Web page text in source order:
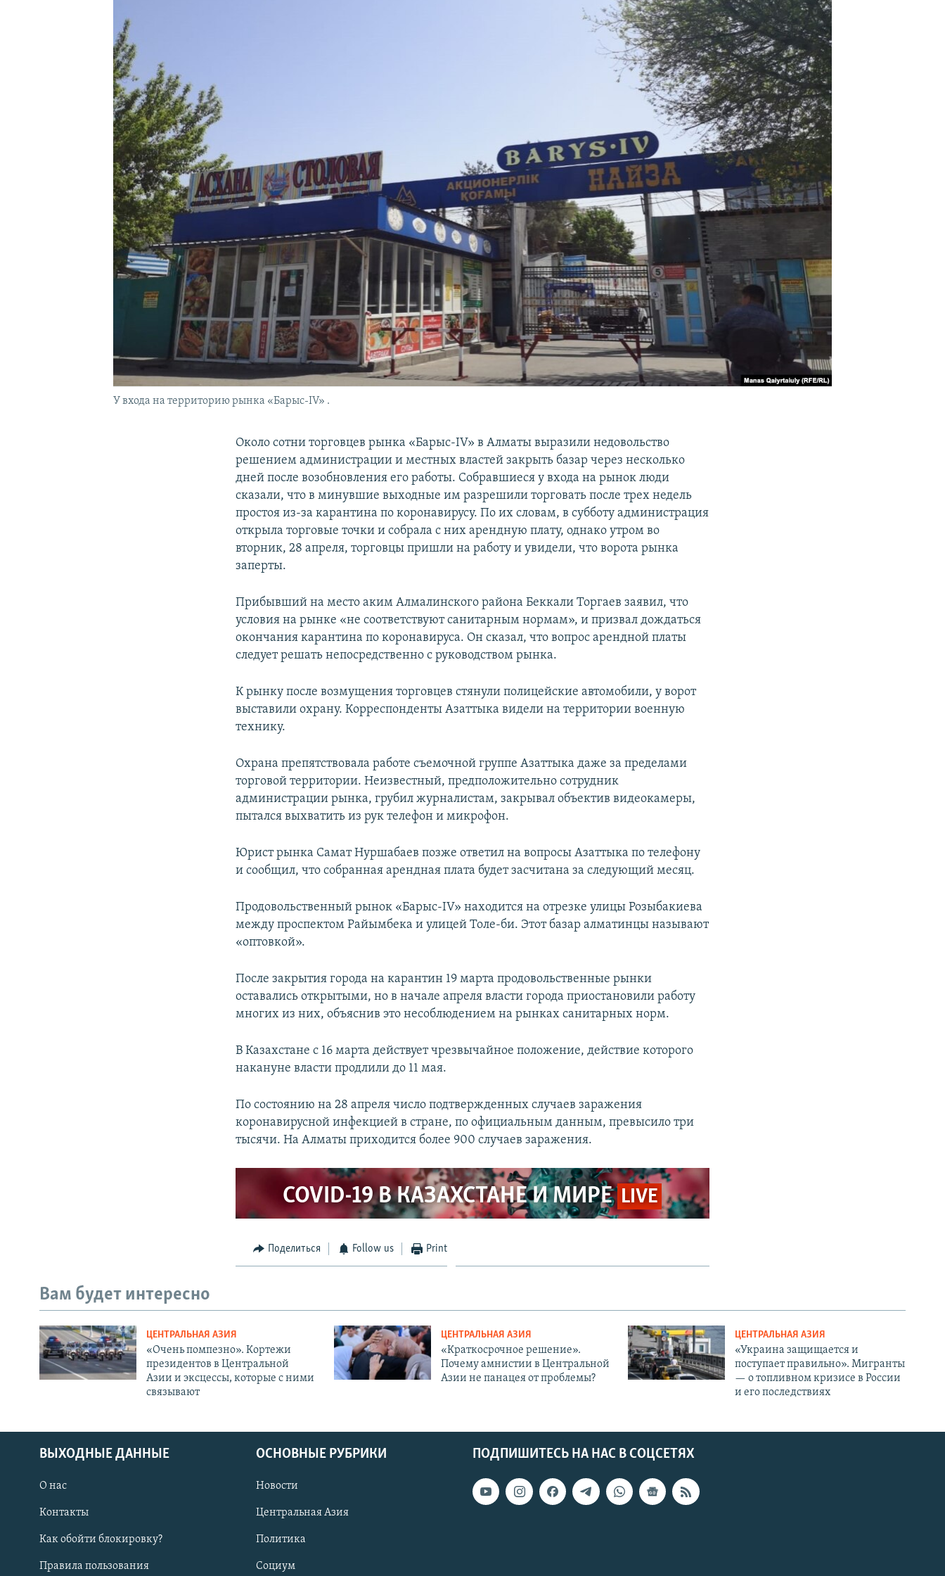
У входа на территорию рынка «Барыс-IV» .
Около сотни торговцев рынка «Барыс-IV» в Алматы выразили недовольство
решением администрации и местных властей закрыть базар через несколько
дней после возобновления его работы. Собравшиеся у входа на рынок люди
сказали, что в минувшие выходные им разрешили торговать после трех недель
простоя из-за карантина по коронавирусу. По их словам, в субботу администрация
открыла торговые точки и собрала с них арендную плату, однако утром во
вторник, 28 апреля, торговцы пришли на работу и увидели, что ворота рынка
заперты.
Прибывший на место аким Алмалинского района Беккали Торгаев заявил, что
условия на рынке «не соответствуют санитарным нормам», и призвал дождаться
окончания карантина по коронавируса. Он сказал, что вопрос арендной платы
следует решать непосредственно с руководством рынка.
К рынку после возмущения торговцев стянули полицейские автомобили, у ворот
выставили охрану. Корреспонденты Азаттыка видели на территории военную
технику.
Охрана препятствовала работе съемочной группе Азаттыка даже за пределами
торговой территории. Неизвестный, предположительно сотрудник
администрации рынка, грубил журналистам, закрывал объектив видеокамеры,
пытался выхватить из рук телефон и микрофон.
Юрист рынка Самат Нуршабаев позже ответил на вопросы Азаттыка по телефону
и сообщил, что собранная арендная плата будет засчитана за следующий месяц.
Продовольственный рынок «Барыс-IV»​ находится на отрезке улицы Розыбакиева
между проспектом Райымбека и улицей Толе-би. Этот базар алматинцы называют
«оптовкой».
После закрытия города на карантин 19 марта продовольственные рынки
оставались открытыми, но в начале апреля власти города приостановили работу
многих из них, объяснив это несоблюдением на рынках санитарных норм.
В Казахстане с 16 марта действует чрезвычайное положение, действие которого
накануне власти продлили до 11 мая.
По состоянию на 28 апреля число подтвержденных случаев заражения
коронавирусной инфекцией в стране, по официальным данным, превысило три
тысячи. На Алматы приходится более 900 случаев заражения.
COVID-19 В КАЗАХСТАНЕ И МИРЕ LIVE
Поделиться Follow us Print
Вам будет интересно
ЦЕНТРАЛЬНАЯ АЗИЯ
«Очень помпезно». Кортежи
президентов в Центральной
Азии и эксцессы, которые с ними
связывают
ЦЕНТРАЛЬНАЯ АЗИЯ
«Краткосрочное решение».
Почему амнистии в Центральной
Азии не панацея от проблемы?
ЦЕНТРАЛЬНАЯ АЗИЯ
«Украина защищается и
поступает правильно». Мигранты
— о топливном кризисе в России
и его последствиях
ПОДПИШИТЕСЬ НА НАС В СОЦСЕТЯХ
ВЫХОДНЫЕ ДАННЫЕ
О нас
Контакты
Как обойти блокировку?
Правила пользования
ОСНОВНЫЕ РУБРИКИ
Новости
Центральная Азия
Политика
Социум